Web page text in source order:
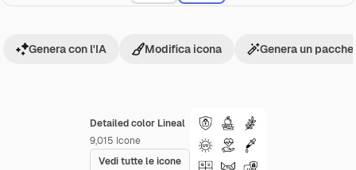
Detailed color Lineal
9,015 Icone
Vedi tutte le icone
Genera con l'IA Modifica icona Genera un